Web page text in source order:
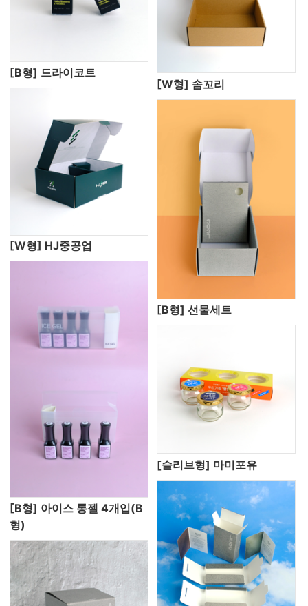
[B형] 드라이코트
[W형] 솜꼬리
[W형] HJ중공업
[B형] 선물세트
[B형] 아이스 통젤 4개입(B
형)
[슬리브형] 마미포유